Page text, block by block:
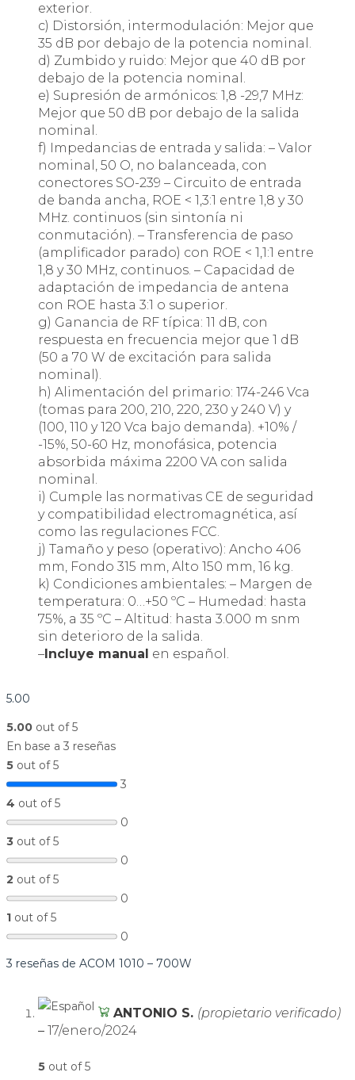
exterior.
c) Distorsión, intermodulación: Mejor que
35 dB por debajo de la potencia nominal.
d) Zumbido y ruido: Mejor que 40 dB por
debajo de la potencia nominal.
e) Supresión de armónicos: 1,8 -29,7 MHz:
Mejor que 50 dB por debajo de la salida
nominal.
f) Impedancias de entrada y salida: – Valor
nominal, 50 O, no balanceada, con
conectores SO-239 – Circuito de entrada
de banda ancha, ROE < 1,3:1 entre 1,8 y 30
MHz. continuos (sin sintonía ni
conmutación). – Transferencia de paso
(amplificador parado) con ROE < 1,1:1 entre
1,8 y 30 MHz, continuos. – Capacidad de
adaptación de impedancia de antena
con ROE hasta 3:1 o superior.
g) Ganancia de RF típica: 11 dB, con
respuesta en frecuencia mejor que 1 dB
(50 a 70 W de excitación para salida
nominal).
h) Alimentación del primario: 174-246 Vca
(tomas para 200, 210, 220, 230 y 240 V) y
(100, 110 y 120 Vca bajo demanda). +10% /
-15%, 50-60 Hz, monofásica, potencia
absorbida máxima 2200 VA con salida
nominal.
i) Cumple las normativas CE de seguridad
y compatibilidad electromagnética, así
como las regulaciones FCC.
j) Tamaño y peso (operativo): Ancho 406
mm, Fondo 315 mm, Alto 150 mm, 16 kg.
k) Condiciones ambientales: – Margen de
temperatura: 0…+50 ºC – Humedad: hasta
75%, a 35 ºC – Altitud: hasta 3.000 m snm
sin deterioro de la salida.
– Incluye manual en español.
5.00
5.00 out of 5
En base a 3 reseñas
5 out of 5
3
4 out of 5
0
3 out of 5
0
2 out of 5
0
1 out of 5
0
3 reseñas de ACOM 1010 – 700W
ANTONIO S. (propietario verificado)
– 17/enero/2024
5 out of 5